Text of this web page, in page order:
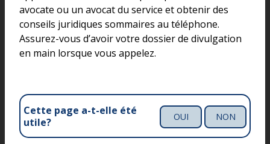
avocate ou un avocat du service et obtenir des
conseils juridiques sommaires au téléphone.
Assurez-vous d’avoir votre dossier de divulgation
en main lorsque vous appelez.
Cette page a-t-elle été
utile?
OUI NON